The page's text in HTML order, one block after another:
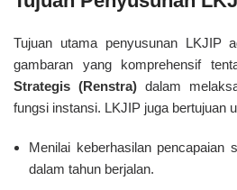
Tujuan utama penyusunan LKJIP
gambaran yang komprehensif
Strategis (Renstra) dalam
fungsi instansi. LKJIP juga bertujuan
Menilai keberhasilan pencapaian
dalam tahun berjalan.